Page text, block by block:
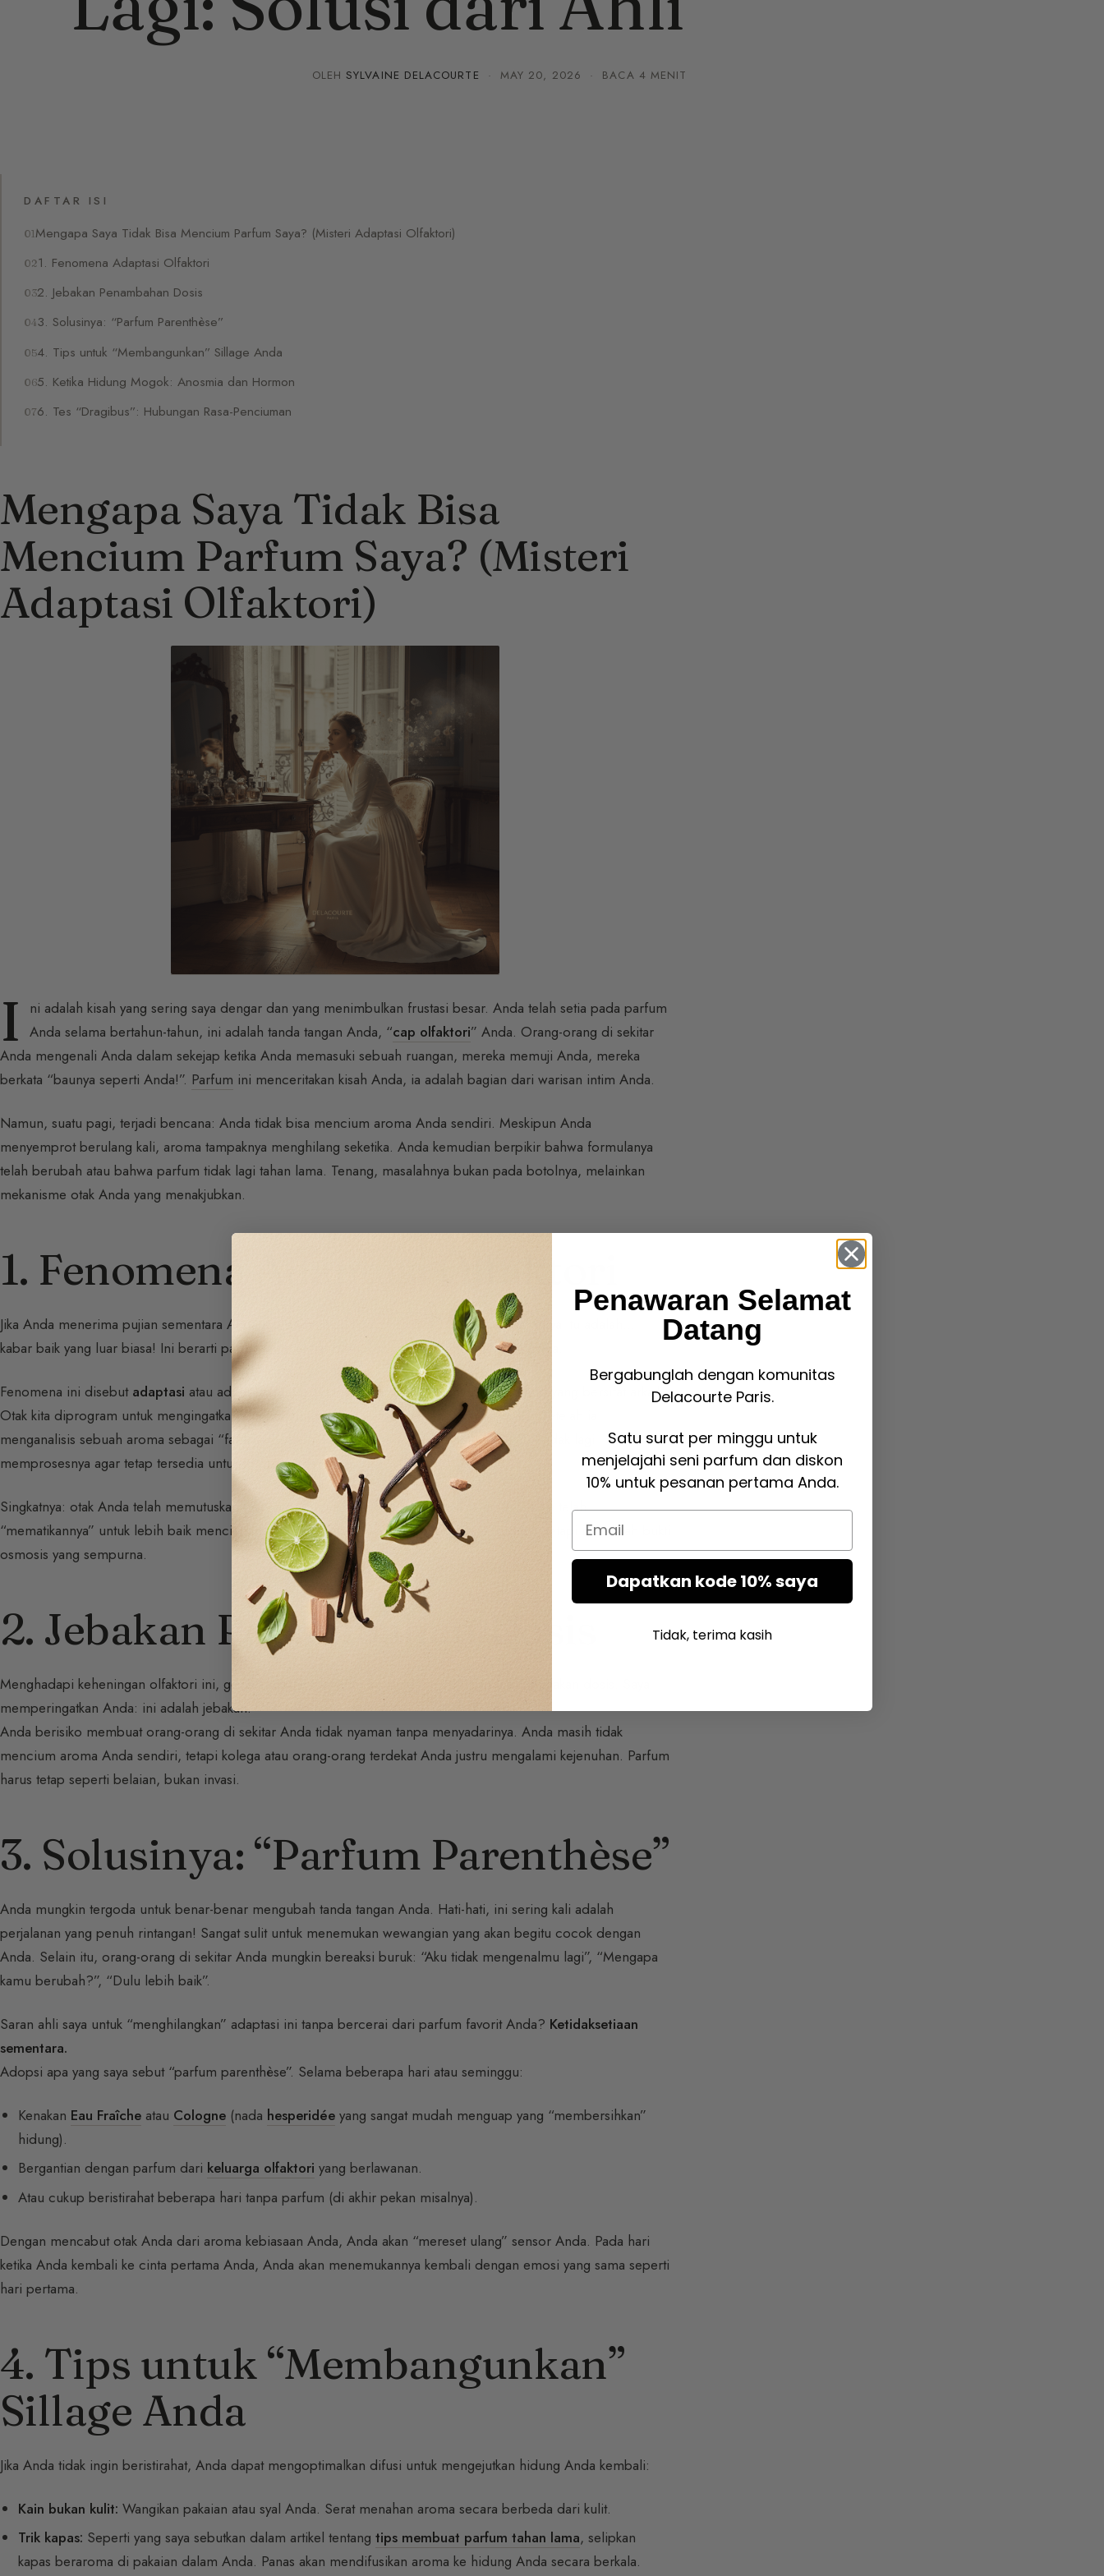
OLEH SYLVAINE DELACOURTE ·MAY 20, 2026 · BACA 4 MENIT
DAFTAR ISI
Mengapa Saya Tidak Bisa Mencium Parfum Saya? (Misteri Adaptasi Olfaktori)
1. Fenomena Adaptasi Olfaktori
2. Jebakan Penambahan Dosis
3. Solusinya: “Parfum Parenthèse”
4. Tips untuk “Membangunkan” Sillage Anda
5. Ketika Hidung Mogok: Anosmia dan Hormon
6. Tes “Dragibus”: Hubungan Rasa-Penciuman
Mengapa Saya Tidak Bisa
Mencium Parfum Saya? (Misteri
Adaptasi Olfaktori)
I
ni adalah kisah yang sering saya dengar dan yang menimbulkan frustasi besar. Anda telah setia pada parfum
Anda selama bertahun-tahun, ini adalah tanda tangan Anda, “cap olfaktori” Anda. Orang-orang di sekitar
Anda mengenali Anda dalam sekejap ketika Anda memasuki sebuah ruangan, mereka memuji Anda, mereka
berkata “baunya seperti Anda!”. Parfum ini menceritakan kisah Anda, ia adalah bagian dari warisan intim Anda.
Namun, suatu pagi, terjadi bencana: Anda tidak bisa mencium aroma Anda sendiri. Meskipun Anda
menyemprot berulang kali, aroma tampaknya menghilang seketika. Anda kemudian berpikir bahwa formulanya
telah berubah atau bahwa parfum tidak lagi tahan lama. Tenang, masalahnya bukan pada botolnya, melainkan
mekanisme otak Anda yang menakjubkan.
1. Fenomena Adaptasi Olfaktori
Jika Anda menerima pujian sementara Anda merasa seolah tidak memakai apa-apa, sebenarnya itu adalah…
kabar baik yang luar biasa! Ini berarti parfum Anda telah sempurna menyatu dengan kulit Anda.
Fenomena ini disebut adaptasi atau adaptasi olfaktori. Ini adalah refleks kelangsungan hidup yang bersifat arkaik.
Otak kita diprogram untuk mengingatkan kita akan bahaya (bau asap, makanan yang busuk). Setelah ia
menganalisis sebuah aroma sebagai “familiar” dan “tidak berbahaya”, ia memutuskan untuk tidak lagi
memprosesnya agar tetap tersedia untuk informasi baru.
Singkatnya: otak Anda telah memutuskan bahwa parfum Anda adalah bagian dari diri Anda. Ia telah
“mematikannya” untuk lebih baik mencium dunia sekitarnya. Ini memang membuat frustrasi, tetapi ini adalah bukti
osmosis yang sempurna.
2. Jebakan Penambahan Dosis
Menghadapi keheningan olfaktori ini, godaan besar adalah menggandakan, bahkan melipattigakan dosis. Saya
memperingatkan Anda: ini adalah jebakan.
Anda berisiko membuat orang-orang di sekitar Anda tidak nyaman tanpa menyadarinya. Anda masih tidak
mencium aroma Anda sendiri, tetapi kolega atau orang-orang terdekat Anda justru mengalami kejenuhan. Parfum
harus tetap seperti belaian, bukan invasi.
3. Solusinya: “Parfum Parenthèse”
Anda mungkin tergoda untuk benar-benar mengubah tanda tangan Anda. Hati-hati, ini sering kali adalah
perjalanan yang penuh rintangan! Sangat sulit untuk menemukan wewangian yang akan begitu cocok dengan
Anda. Selain itu, orang-orang di sekitar Anda mungkin bereaksi buruk: “Aku tidak mengenalmu lagi”, “Mengapa
kamu berubah?”, “Dulu lebih baik”.
Saran ahli saya untuk “menghilangkan” adaptasi ini tanpa bercerai dari parfum favorit Anda? Ketidaksetiaan
sementara.
Adopsi apa yang saya sebut “parfum parenthèse”. Selama beberapa hari atau seminggu:
Kenakan Eau Fraîche atau Cologne (nada hesperidée yang sangat mudah menguap yang “membersihkan”
hidung).
Bergantian dengan parfum dari keluarga olfaktori yang berlawanan.
Atau cukup beristirahat beberapa hari tanpa parfum (di akhir pekan misalnya).
Dengan mencabut otak Anda dari aroma kebiasaan Anda, Anda akan “mereset ulang” sensor Anda. Pada hari
ketika Anda kembali ke cinta pertama Anda, Anda akan menemukannya kembali dengan emosi yang sama seperti
hari pertama.
4. Tips untuk “Membangunkan”
Sillage Anda
Jika Anda tidak ingin beristirahat, Anda dapat mengoptimalkan difusi untuk mengejutkan hidung Anda kembali:
Kain bukan kulit: Wangikan pakaian atau syal Anda. Serat menahan aroma secara berbeda dari kulit.
Trik kapas: Seperti yang saya sebutkan dalam artikel tentangtips membuat parfum tahan lama, selipkan
kapas beraroma di pakaian dalam Anda. Panas akan mendifusikan aroma ke hidung Anda secara berkala.
Penawaran Selamat
Datang
Bergabunglah dengan komunitas
Delacourte Paris.
Satu surat per minggu untuk
menjelajahi seni parfum dan diskon
10% untuk pesanan pertama Anda.
Email
Dapatkan kode 10% saya
Tidak, terima kasih